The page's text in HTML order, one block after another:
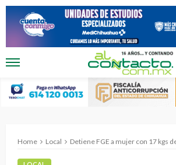
Home Local Detiene FGE a mujer con 17 kgs